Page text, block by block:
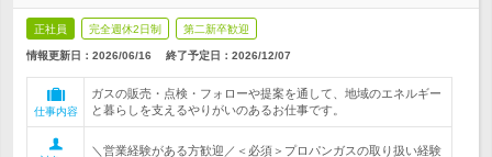
正社員 完全週休2日制 第二新卒歓迎
情報更新日：2026/06/16 終了予定日： 2026/12/07
仕事内容
ガスの販売・点検・フォローや提案を通して、地域のエネルギー
と暮らしを支えるやりがいのあるお仕事です。
＼営業経験がある方歓迎／＜必須＞プロパンガスの取り扱い経験